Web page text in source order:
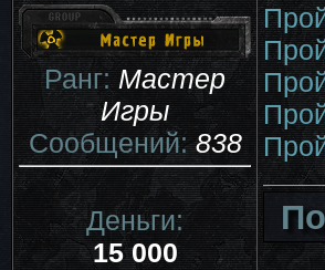
Ранг:Мастер
Игры
Сообщений:838
Деньги:
15 000